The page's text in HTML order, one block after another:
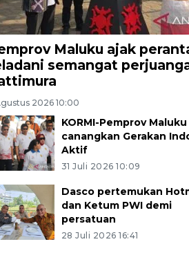
Maluku ajak
semangat
2026 10:00
KORMI-Pemprov Maluku
canangkan Gerakan
Aktif
31 Juli 2026 10:09
Dasco pertemukan
dan Ketum PWI demi
persatuan
28 Juli 2026 16:41